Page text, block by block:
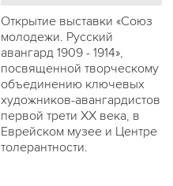
Открытие выставки «Союз
молодежи. Русский
авангард 1909 - 1914»,
посвященной творческому
объединению ключевых
художников-авангардистов
первой трети ХХ века, в
Еврейском музее и Центре
толерантности.